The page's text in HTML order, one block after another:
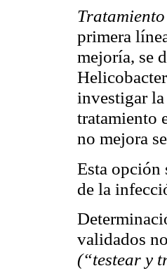
primera
mejoría, se
investigar
tratamiento
no mejora
Esta opción
de la
validados
(“testear y